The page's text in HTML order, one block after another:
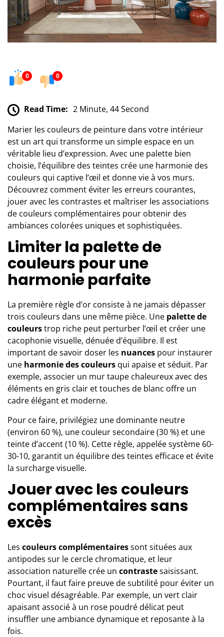
0 0
Read Time: 2 Minute, 44 Second
Marier les couleurs de peinture dans votre intérieur
est un art qui transforme un simple espace en un
véritable lieu d’expression. Avec une palette bien
choisie, l’équilibre des teintes crée une harmonie des
couleurs qui captive l’œil et donne vie à vos murs.
Découvrez comment éviter les erreurs courantes,
jouer avec les contrastes et maîtriser les associations
de couleurs complémentaires pour obtenir des
ambiances colorées uniques et sophistiquées.
Limiter la palette de
couleurs pour une
harmonie parfaite
La première règle d’or consiste à ne jamais dépasser
trois couleurs dans une même pièce. Une palette de
couleurstrop riche peut perturber l’œil et créer une
cacophonie visuelle, dénuée d’équilibre. Il est
important de savoir doser les nuances pour instaurer
une harmonie des couleurs qui apaise et séduit. Par
exemple, associer un mur taupe chaleureux avec des
éléments en gris clair et touches de blanc offre un
cadre élégant et moderne.
Pour ce faire, privilégiez une dominante neutre
(environ 60 %), une couleur secondaire (30 %) et une
teinte d’accent (10 %). Cette règle, appelée système 60-
30-10, garantit un équilibre des teintes efficace et évite
la surcharge visuelle.
Jouer avec les couleurs
complémentaires sans
excès
Les couleurs complémentairessont situées aux
antipodes sur le cercle chromatique, et leur
association naturelle crée un contrastesaisissant.
Pourtant, il faut faire preuve de subtilité pour éviter un
choc visuel désagréable. Par exemple, un vert clair
apaisant associé à un rose poudré délicat peut
insuffler une ambiance dynamique et reposante à la
fois.